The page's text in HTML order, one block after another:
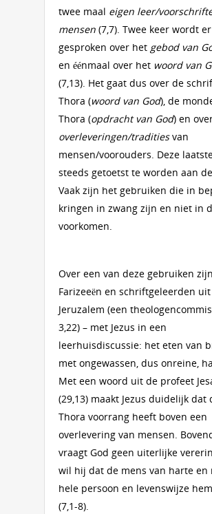
twee maal eigen leer/
mensen (7,7). Twee keer wordt er
gesproken over het gebod van
en éénmaal over het woord van
(7,13). Het gaat dus over de
Thora (woord van God), de
Thora (opdracht van God) en
overleveringen/traditiesvan
mensen/voorouders. Deze
steeds getoetst te worden aan
Vaak zijn het gebruiken die in
kringen in zwang zijn en niet in
voorkomen.
Over een van deze gebruiken
Farizeeën en schriftgeleerden uit
Jeruzalem (een
3,22) – met Jezus in een
leerhuisdiscussie: het eten van
met ongewassen, dus onreine,
Met een woord uit de profeet
(29,13) maakt Jezus duidelijk dat
Thora voorrang heeft boven een
overlevering van mensen.
vraagt God geen uiterlijke
wil hij dat de mens van harte en
hele persoon en levenswijze
(7,1-8).